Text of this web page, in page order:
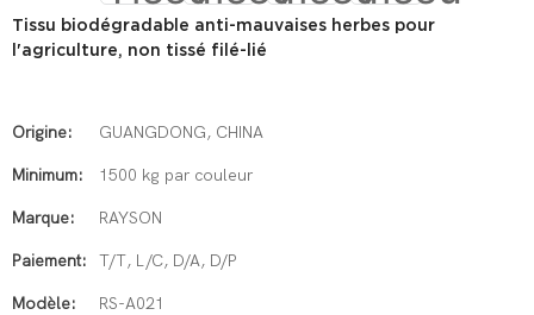
Tissu biodégradable anti-mauvaises herbes pour
l'agriculture, non tissé filé-lié
Origine: GUANGDONG, CHINA
Minimum: 1500 kg par couleur
Marque: RAYSON
Paiement: T/T, L/C, D/A, D/P
Modèle: RS-A021